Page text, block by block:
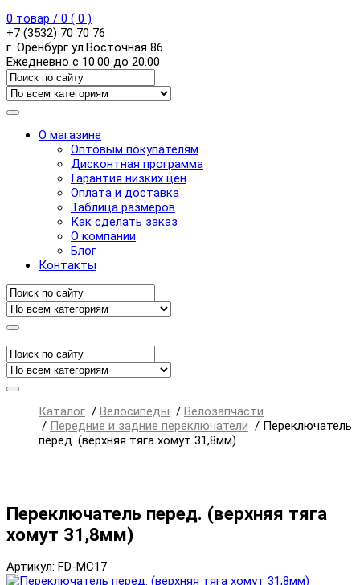
0 товар / 0 ( 0 )
+7 (3532) 70 70 76
г. Оренбург ул.Восточная 86
Ежедневно с 10.00 до 20.00
О магазине
Оптовым покупателям
Дисконтная программа
Гарантия низких цен
Оплата и доставка
Таблица размеров
Как сделать заказ
О компании
Блог
Контакты
Каталог / Велосипеды / Велозапчасти
/ Передние и задние переключатели / Переключатель
перед. (верхняя тяга хомут 31,8мм)
Переключатель перед. (верхняя тяга
хомут 31,8мм)
Артикул: FD-MC17